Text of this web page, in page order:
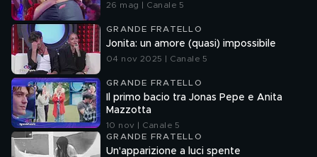
26 mag | Canale 5
GRANDE FRATELLO
Jonita: un amore (quasi) impossibile
04 nov 2025 | Canale 5
GRANDE FRATELLO
Il primo bacio tra Jonas Pepe e Anita
Mazzotta
10 nov | Canale 5
GRANDE FRATELLO
Un'apparizione a luci spente